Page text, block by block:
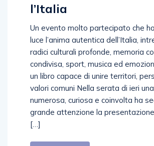
l’Italia
Un evento molto partecipato che
luce l’anima autentica dell’Italia,
radici culturali profonde, memoria
condivisa, sport, musica ed
un libro capace di unire territori,
valori comuni Nella serata di ieri
numerosa, curiosa e coinvolta ha
grande attenzione la
[…]